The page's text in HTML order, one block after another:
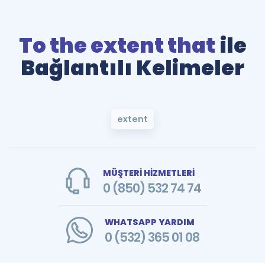
To the extent that ile
Bağlantılı Kelimeler
extent
MÜŞTERİ HİZMETLERİ
0 (850) 532 74 74
WHATSAPP YARDIM
0 (532) 365 01 08